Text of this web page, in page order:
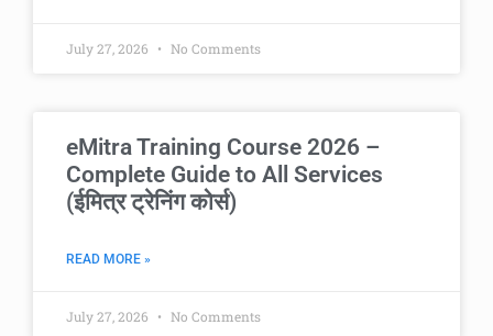
July 27, 2026 No Comments
eMitra Training Course 2026 –
Complete Guide to All Services
(ईमित्र ट्रेनिंग कोर्स)
READ MORE »
July 27, 2026 No Comments